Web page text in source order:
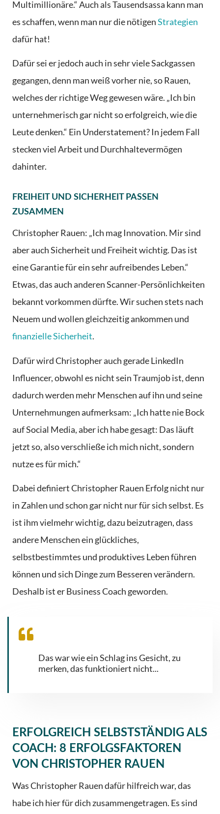
Multimillionäre.“ Auch als Tausendsassa kann man
es schaffen, wenn man nur die nötigenStrategien
dafür hat!
Dafür sei er jedoch auch in sehr viele Sackgassen
gegangen, denn man weiß vorher nie, so Rauen,
welches der richtige Weg gewesen wäre. „Ich bin
unternehmerisch gar nicht so erfolgreich, wie die
Leute denken.“ Ein Understatement? In jedem Fall
stecken viel Arbeit und Durchhaltevermögen
dahinter.
FREIHEIT UND SICHERHEIT PASSEN
ZUSAMMEN
Christopher Rauen: „Ich mag Innovation. Mir sind
aber auch Sicherheit und Freiheit wichtig. Das ist
eine Garantie für ein sehr aufreibendes Leben.“
Etwas, das auch anderen Scanner-Persönlichkeiten
bekannt vorkommen dürfte. Wir suchen stets nach
Neuem und wollen gleichzeitig ankommen und
finanzielle Sicherheit.
Dafür wird Christopher auch gerade LinkedIn
Influencer, obwohl es nicht sein Traumjob ist, denn
dadurch werden mehr Menschen auf ihn und seine
Unternehmungen aufmerksam: „Ich hatte nie Bock
auf Social Media, aber ich habe gesagt: Das läuft
jetzt so, also verschließe ich mich nicht, sondern
nutze es für mich.“
Dabei definiert Christopher Rauen Erfolg nicht nur
in Zahlen und schon gar nicht nur für sich selbst. Es
ist ihm vielmehr wichtig, dazu beizutragen, dass
andere Menschen ein glückliches,
selbstbestimmtes und produktives Leben führen
können und sich Dinge zum Besseren verändern.
Deshalb ist er Business Coach geworden.
Das war wie ein Schlag ins Gesicht, zu
merken, das funktioniert nicht...
ERFOLGREICH SELBSTSTÄNDIG ALS
COACH: 8 ERFOLGSFAKTOREN
VON CHRISTOPHER RAUEN
Was Christopher Rauen dafür hilfreich war, das
habe ich hier für dich zusammengetragen. Es sind